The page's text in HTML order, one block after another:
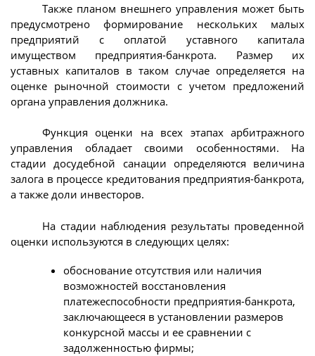
Также планом внешнего управления может быть
предусмотрено формирование нескольких малых
предприятий с оплатой уставного капитала
имуществом предприятия-банкрота. Размер их
уставных капиталов в таком случае определяется на
оценке рыночной стоимости с учетом предложений
органа управления должника.
Функция оценки на всех этапах арбитражного
управления обладает своими особенностями. На
стадии досудебной санации определяются величина
залога в процессе кредитования предприятия-банкрота,
а также доли инвесторов.
На стадии наблюдения результаты проведенной
оценки используются в следующих целях:
обоснование отсутствия или наличия
возможностей восстановления
платежеспособности предприятия-банкрота,
заключающееся в установлении размеров
конкурсной массы и ее сравнении с
задолженностью фирмы;